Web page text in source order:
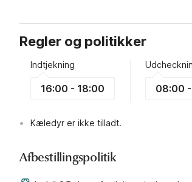
Regler og politikker
Indtjekning
16:00 - 18:00 08:00
Kæledyr er ikke tilladt.
Afbestillingspolitik